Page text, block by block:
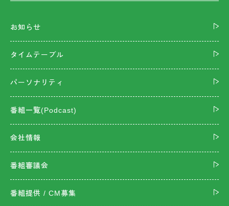
お知らせ
タイムテーブル
パーソナリティ
番組一覧(Podcast)
会社情報
番組審議会
番組提供 / CM募集